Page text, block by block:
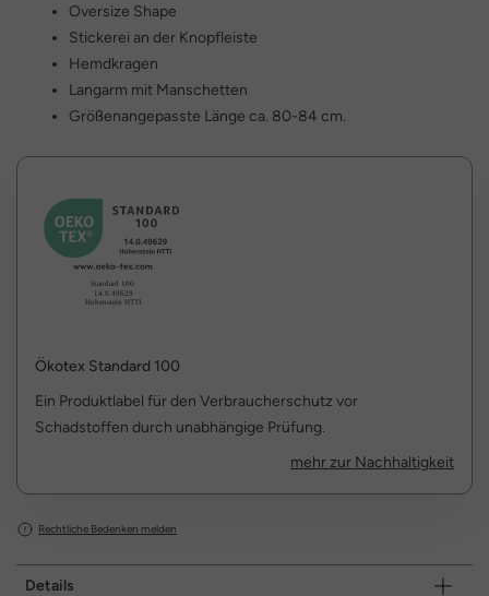
Oversize Shape
Stickerei an der Knopfleiste
Hemdkragen
Langarm mit Manschetten
Größenangepasste Länge ca. 80-84 cm.
Ökotex Standard 100
Ein Produktlabel für den Verbraucherschutz vor
Schadstoffen durch unabhängige Prüfung.
mehr zur Nachhaltigkeit
Rechtliche Bedenken melden
Details